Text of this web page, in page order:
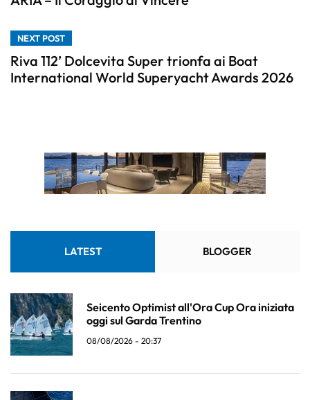
NEXT POST
Riva 112’ Dolcevita Super trionfa ai Boat
International World Superyacht Awards 2026
LATEST BLOGGER
Seicento Optimist all'Ora Cup Ora iniziata
oggi sul Garda Trentino
08/08/2026 - 20:37